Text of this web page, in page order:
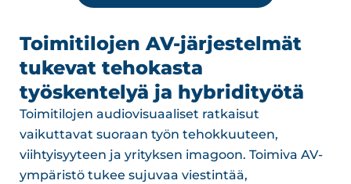
Toimitilojen AV-järjestelmät
tukevat tehokasta
työskentelyä ja hybridityötä
Toimitilojen audiovisuaaliset ratkaisut
vaikuttavat suoraan työn tehokkuuteen,
viihtyisyyteen ja yrityksen imagoon. Toimiva AV-
ympäristö tukee sujuvaa viestintää,